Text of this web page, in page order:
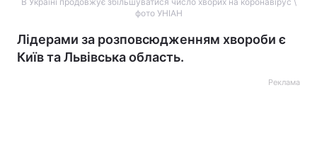
фото УНІАН
Лідерами за розповсюдженням хвороби є
Київ та Львівська область.
Реклама